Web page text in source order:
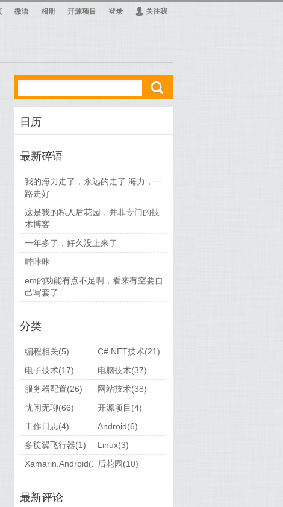
微语 相册 开源项目 登录 Ą 关注我
ő
日历
最新碎语
我的海力走了，永远的走了 海力，一
路走好
这是我的私人后花园，并非专门的技
术博客
一年多了，好久没上来了
哇咔咔
em的功能有点不足啊，看来有空要自
己写套了
分类
编程相关(5)
C# NET技术(21)
电子技术(17)
电脑技术(37)
服务器配置(26)
网站技术(38)
忧闲无聊(66)
开源项目(4)
工作日志(4)
Android(6)
多旋翼飞行器(1)
Linux(3)
Xamarin.Android(1)后花园(10)
最新评论